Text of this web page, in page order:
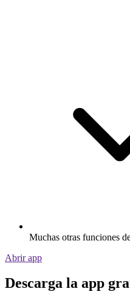
Muchas otras funciones
Abrir app
Descarga la app